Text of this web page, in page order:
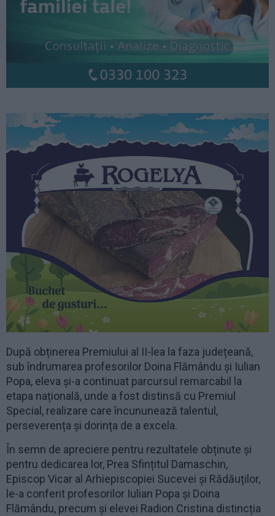
După obținerea Premiului al II-lea la faza județeană,
sub îndrumarea profesorilor Doina Flămându și Iulian
Popa, eleva și-a continuat parcursul remarcabil la
etapa națională, unde a fost distinsă cu Premiul
Special, realizare care încununează talentul,
perseverența și dorința de a excela.
În semn de apreciere pentru rezultatele obținute și
pentru dedicarea lor, Prea Sfințitul Damaschin,
Episcop Vicar al Arhiepiscopiei Sucevei și Rădăuților,
le-a conferit profesorilor Iulian Popa și Doina
Flămându, precum și elevei Radion Cristina distincția